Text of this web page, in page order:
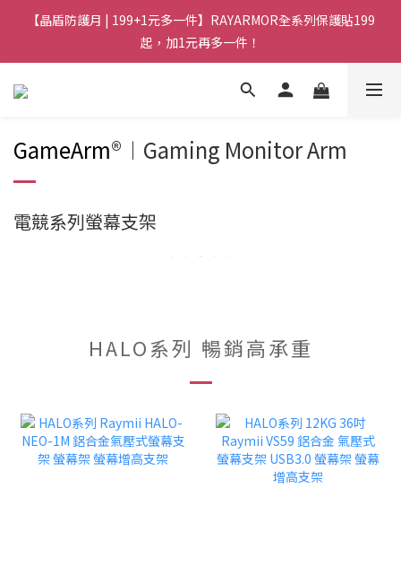
【晶盾防護月 | 199+1元多一件】RAYARMOR全系列保護貼199
起，加1元再多一件！
GameArm®︱Gaming Monitor Arm
電競系列螢幕支架
HALO系列 暢銷高承重